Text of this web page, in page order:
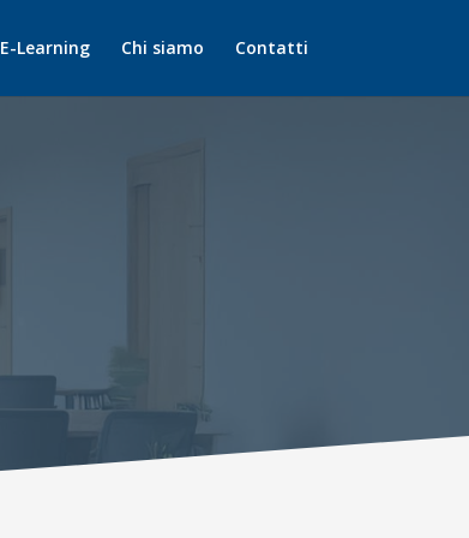
E-Learning Chi siamo Contatti